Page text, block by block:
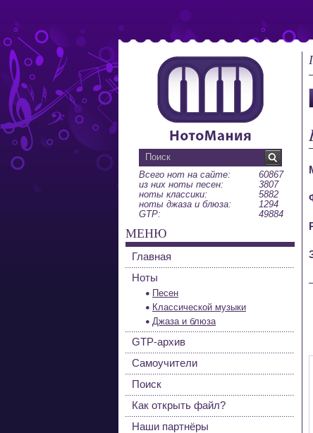
Всего нот на сайте:
60867
из них ноты песен:
3807
ноты классики:
5882
ноты джаза и блюза:
1294
GTP:
49884
МЕНЮ
Главная
Ноты
Песен
Классической музыки
Джаза и блюза
GTP-архив
Самоучители
Поиск
Как открыть файл?
Наши партнёры